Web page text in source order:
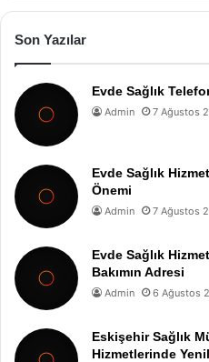
Son Yazılar
Evde Sağlık
Admin 7 Ağustos
Evde Sağlık
Önemi
Admin 7 Ağustos
Evde Sağlık
Bakımın Adresi
Admin 6 Ağustos
Eskişehir Sağlık
Hizmetlerinde